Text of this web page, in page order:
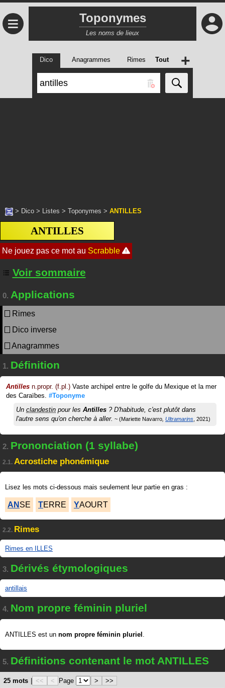
≡ Toponymes
Les noms de lieux
Dico Anagrammes Rimes Tout +
> Dico > Listes > Toponymes > ANTILLES
ANTILLES
Voir sommaire
0. Applications
Rimes
Dico inverse
Anagrammes
1. Définition
Antilles n.propr. (f.pl.) Vaste archipel entre le golfe du Mexique et la mer
des Caraïbes. #Toponyme
Un clandestin pour les Antilles ? D'habitude, c'est plutôt dans
l'autre sens qu'on cherche à aller.
Mariette Navarro Ultramarins 2021
2. Prononciation (1 syllabe)
2.1. Acrostiche phonémique
Lisez les mots ci-dessous mais seulement leur partie en gras :
ANSE TERRE YAOURT
2.2. Rimes
Rimes en ILLES
3. Dérivés étymologiques
antillais
4. Nom propre féminin pluriel
ANTILLES est un nom propre féminin pluriel .
5. Définitions contenant le mot ANTILLES
25 mots << < Page > >>